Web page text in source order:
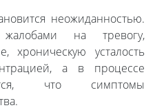
неожиданностью.
на тревогу,
хроническую усталость
а в процессе
что симптомы